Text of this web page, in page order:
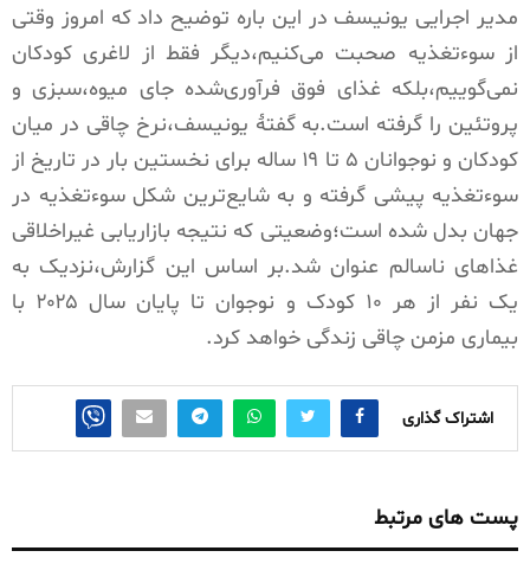
مدیر اجرایی یونیسف در این باره توضیح داد که امروز وقتی
از سوءتغذیه صحبت می‌کنیم،دیگر فقط از لاغری کودکان
نمی‌گوییم،بلکه غذای فوق‌ فرآوری‌شده جای میوه،سبزی و
پروتئین را گرفته است.به گفتۀ یونیسف،نرخ چاقی در میان
کودکان و نوجوانان ۵ تا ۱۹ ساله برای نخستین بار در تاریخ از
سوءتغذیه پیشی گرفته و به شایع‌ترین شکل سوءتغذیه در
جهان بدل شده است؛وضعیتی که نتیجه بازاریابی غیراخلاقی
غذاهای ناسالم عنوان شد.بر اساس این گزارش،نزدیک به
یک نفر از هر ۱۰ کودک و نوجوان تا پایان سال ۲۰۲۵ با
بیماری مزمن چاقی زندگی خواهد کرد.
اشتراک گذاری
پست های مرتبط